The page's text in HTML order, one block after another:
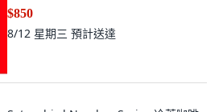
$850
8/12 星期三 預計送達